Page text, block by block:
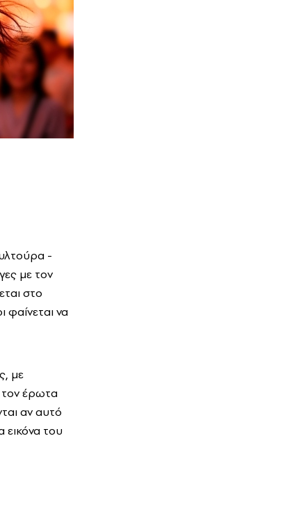
-
με τον
στο
φαίνεται να
με
τον έρωτα
αν αυτό
εικόνα του